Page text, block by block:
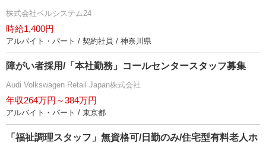
株式会社ベルシステム24
時給1,400円
アルバイト・パート / 契約社員 / 神奈川県
障がい者採用/「本社勤務」コールセンタースタッフ募集
Audi Volkswagen Retail Japan株式会社
年収264万円～384万円
アルバイト・パート / 東京都
「福祉調理スタッフ」無資格可/日勤のみ/住宅型有料老人ホ